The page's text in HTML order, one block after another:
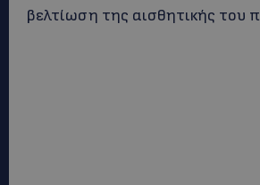
βελτίωση της αισθητικής του